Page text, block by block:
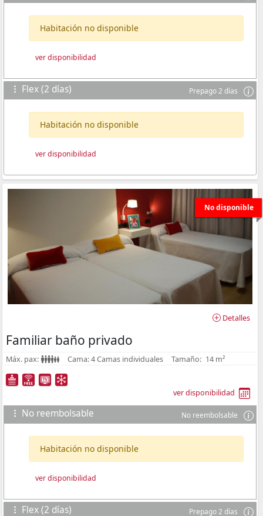
Habitación no disponible
ver disponibilidad
Flex (2 días) Prepago 2 días
Habitación no disponible
ver disponibilidad
No disponible
Detalles
Familiar baño privado
Máx. pax: Cama: 4 Camas individuales Tamaño: 14 m²
ver disponibilidad
No reembolsable No reembolsable
Habitación no disponible
ver disponibilidad
Flex (2 días) Prepago 2 días